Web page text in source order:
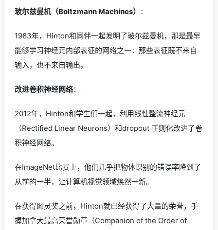
玻尔兹曼机（Boltzmann Machines） ：
1983年，Hinton和同伴一起发明了玻尔兹曼机，那是最早
能够学习神经元内部表征的网络之一：那些表征既不来自
输入，也不来自输出。
改进卷积神经网络：
2012年，Hinton和学生们一起，利用线性整流神经元
（Rectified Linear Neurons）和dropout 正则化改进了卷
积神经网络。
在ImageNet比赛上，他们几乎把物体识别的错误率降到了
从前的一半，让计算机视觉领域焕然一新。
在获得图灵奖之前，Hinton就已经获得了大量的荣誉，手
握加拿大最高荣誉勋章（Companion of the Order of